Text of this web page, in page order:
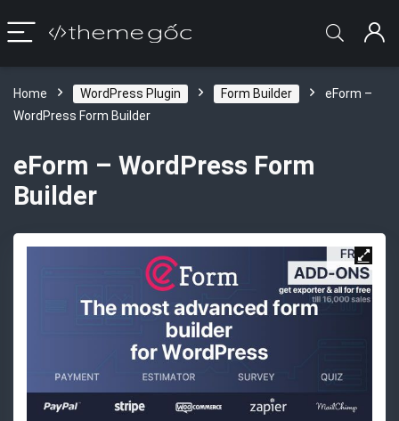
Home WordPress Plugin Form Builder
eForm –
WordPress Form Builder
eForm – WordPress Form
Builder